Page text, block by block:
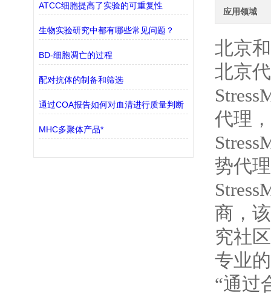
ATCC细胞提高了实验的可重复性
生物实验研究中都有哪些常见问题？
BD-细胞凋亡的过程
配对抗体的制备和筛选
通过COA报告如何对血清进行质量判断
MHC多聚体产品*
应用领域
北京
北京
代理
势代
商，
究社
专业
“通过